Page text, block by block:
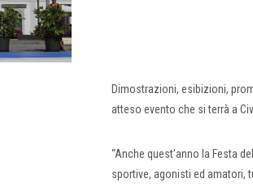
Dimostrazioni, esibizioni,
atteso evento che si terrà a
“Anche quest'anno la Festa
sportive, agonisti ed amatori,